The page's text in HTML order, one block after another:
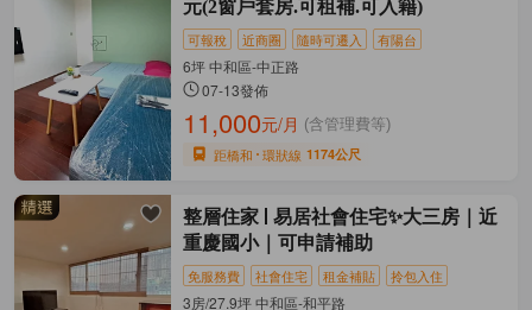
元(2窗戶套房.可租補.可入籍)
可報稅 近商圈 隨時可遷入 有陽台
6坪 中和區-中正路
07-13發佈
11,000元/月 (含管理費等)
距橋和 環狀線 1174公尺
整層住家
易居社會住宅✨大三房｜近
重慶國小｜可申請補助
免服務費 社會住宅 租金補貼 拎包入住
3房/27.9坪 中和區-和平路